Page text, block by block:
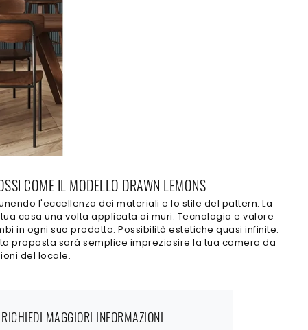
COME IL MODELLO DRAWN LEMONS
l'eccellenza dei materiali e lo stile del pattern. La
casa una volta applicata ai muri. Tecnologia e valore
in ogni suo prodotto. Possibilità estetiche quasi infinite:
proposta sarà semplice impreziosire la tua camera da
del locale.
RICHIEDI MAGGIORI INFORMAZIONI